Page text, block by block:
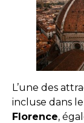
L’une des
incluse dans le
Florence,